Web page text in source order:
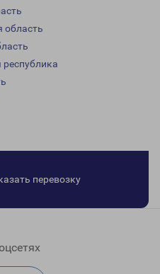
область
перевозку